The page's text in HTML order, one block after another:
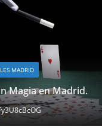
MADRID
Magia en Madrid.